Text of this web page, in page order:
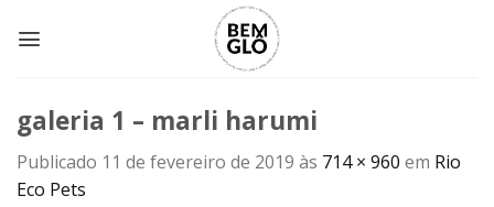
galeria 1 – marli harumi
Publicado 11 de fevereiro de 2019 às 714 × 960 em Rio
Eco Pets